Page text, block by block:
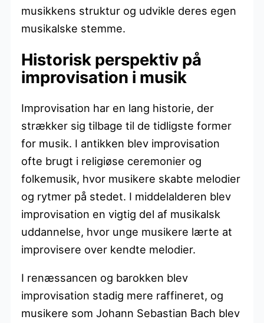
musikkens struktur og udvikle deres egen
musikalske stemme.
Historisk perspektiv på
improvisation i musik
Improvisation har en lang historie, der
strækker sig tilbage til de tidligste former
for musik. I antikken blev improvisation
ofte brugt i religiøse ceremonier og
folkemusik, hvor musikere skabte melodier
og rytmer på stedet. I middelalderen blev
improvisation en vigtig del af musikalsk
uddannelse, hvor unge musikere lærte at
improvisere over kendte melodier.
I renæssancen og barokken blev
improvisation stadig mere raffineret, og
musikere som Johann Sebastian Bach blev